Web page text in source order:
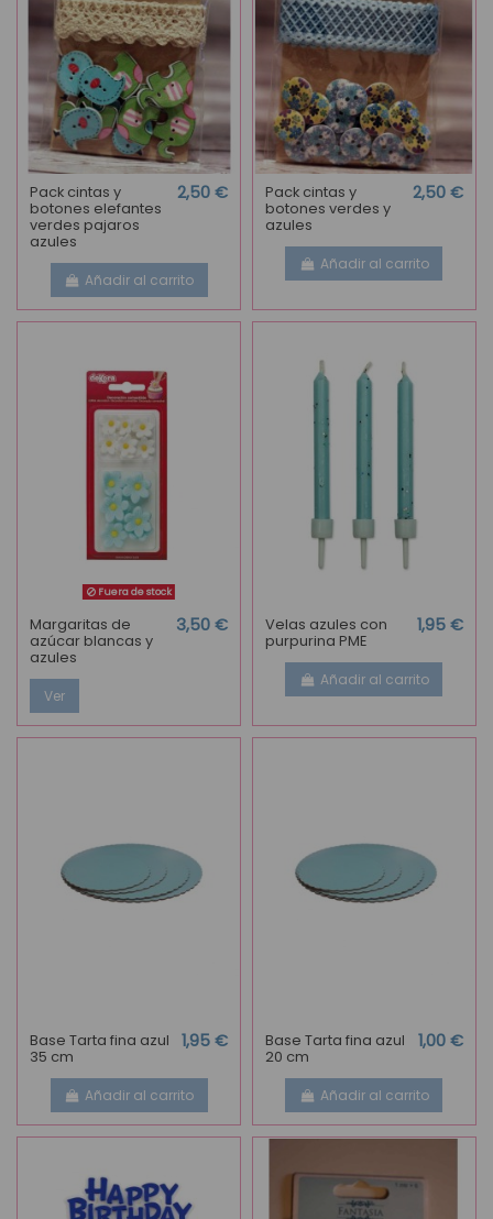
Pack cintas y
botones elefantes
verdes pajaros
azules
2,50 €
Añadir al carrito
Pack cintas y
botones verdes y
azules
2,50 €
Añadir al carrito
Fuera de stock
Margaritas de
azúcar blancas y
azules
3,50 €
Ver
Velas azules con
purpurina PME
1,95 €
Añadir al carrito
Base Tarta fina azul
35 cm
1,95 €
Añadir al carrito
Base Tarta fina azul
20 cm
1,00 €
Añadir al carrito